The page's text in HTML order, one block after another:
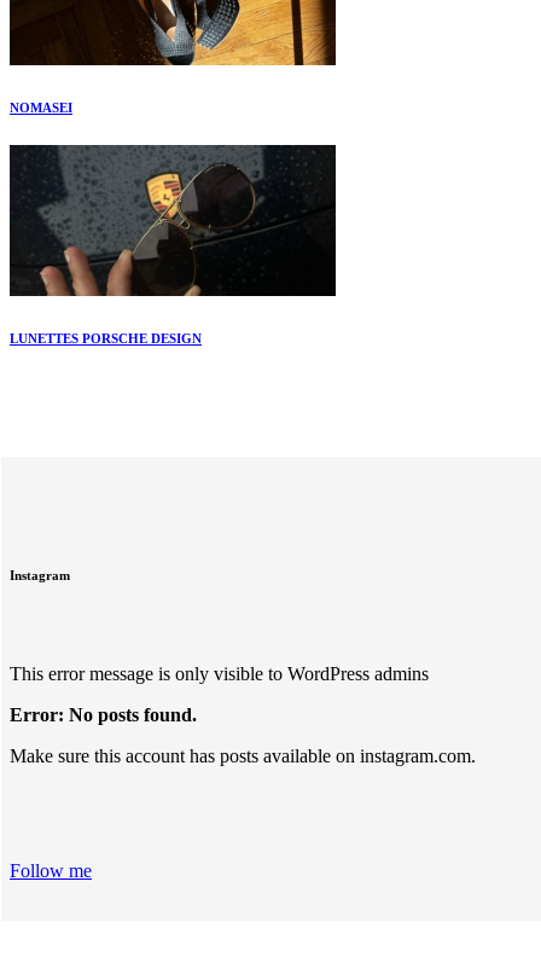
NOMASEI
LUNETTES PORSCHE DESIGN
Instagram
This error message is only visible to WordPress admins
Error: No posts found.
Make sure this account has posts available on instagram.com.
Follow me